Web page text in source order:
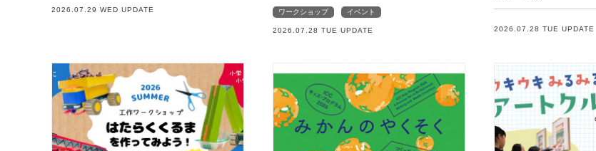
2026.07.29 WED UPDATE ワークショップ イベント
2026.07.28 TUE UPDATE 2026.07.28 TUE UPDATE